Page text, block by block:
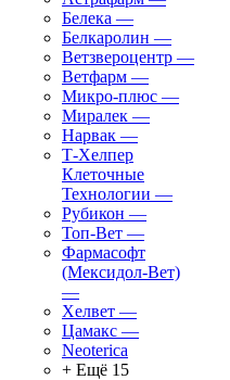
Белека —
Белкаролин —
Ветзвероцентр —
Ветфарм —
Микро-плюс —
Миралек —
Нарвак —
Т-Хелпер
Клеточные
Технологии —
Рубикон —
Топ-Вет —
Фармасофт
(Мексидол-Вет)
—
Хелвет —
Цамакс —
Neoterica
+ Ещё 15